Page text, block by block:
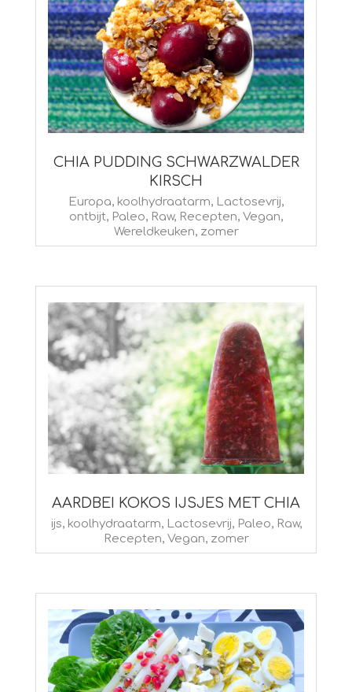
CHIA PUDDING SCHWARZWALDER
KIRSCH
2015-Europa, koolhydraatarm, Lactosevrij,
ontbijt, Paleo, Raw, Recepten, Vegan,
Wereldkeuken, zomer
AARDBEI KOKOS IJSJES MET CHIA
2015-
ijs, koolhydraatarm, Lactosevrij, Paleo, Raw,
Recepten, Vegan, zomer